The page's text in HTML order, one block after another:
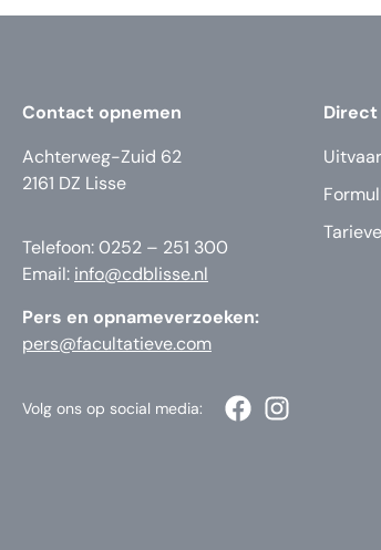
Contact opnemen
Achterweg-Zuid 62
2161 DZ Lisse
Telefoon: 0252 – 251 300
Email: info@cdblisse.nl
Pers en opnameverzoeken:
pers@facultatieve.com
Direct
Volg ons op social media: